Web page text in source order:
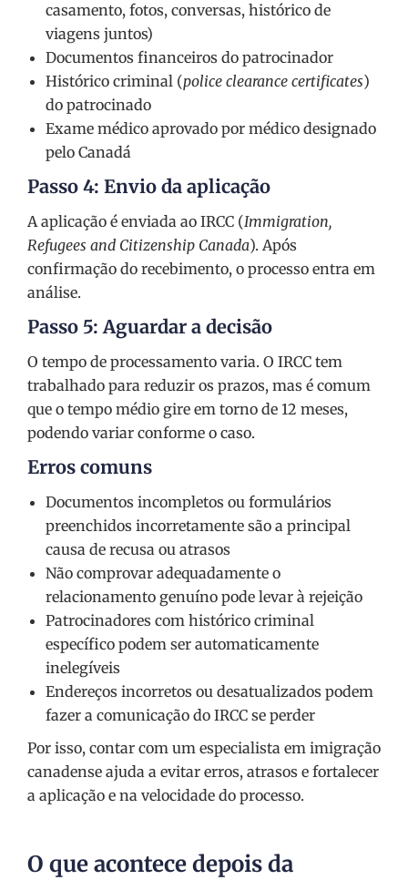
casamento, fotos, conversas, histórico de
viagens juntos)
Documentos financeiros do patrocinador
Histórico criminal (police clearance certificates)
do patrocinado
Exame médico aprovado por médico designado
pelo Canadá
Passo 4: Envio da aplicação
A aplicação é enviada ao IRCC (Immigration,
Refugees and Citizenship Canada). Após
confirmação do recebimento, o processo entra em
análise.
Passo 5: Aguardar a decisão
O tempo de processamento varia. O IRCC tem
trabalhado para reduzir os prazos, mas é comum
que o tempo médio gire em torno de 12 meses,
podendo variar conforme o caso.
Erros comuns
Documentos incompletos ou formulários
preenchidos incorretamente são a principal
causa de recusa ou atrasos
Não comprovar adequadamente o
relacionamento genuíno pode levar à rejeição
Patrocinadores com histórico criminal
específico podem ser automaticamente
inelegíveis
Endereços incorretos ou desatualizados podem
fazer a comunicação do IRCC se perder
Por isso, contar com um especialista em imigração
canadense ajuda a evitar erros, atrasos e fortalecer
a aplicação e na velocidade do processo.
O que acontece depois da